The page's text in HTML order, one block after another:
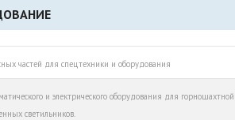
частей для спецтехники и оборудования
и электрического оборудования для горношахтной
светильников.